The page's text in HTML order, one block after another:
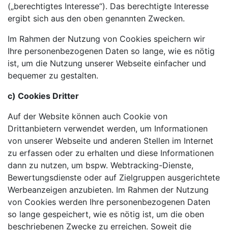
(„berechtigtes Interesse“). Das berechtigte Interesse
ergibt sich aus den oben genannten Zwecken.
Im Rahmen der Nutzung von Cookies speichern wir
Ihre personenbezogenen Daten so lange, wie es nötig
ist, um die Nutzung unserer Webseite einfacher und
bequemer zu gestalten.
c) Cookies Dritter
Auf der Website können auch Cookie von
Drittanbietern verwendet werden, um Informationen
von unserer Webseite und anderen Stellen im Internet
zu erfassen oder zu erhalten und diese Informationen
dann zu nutzen, um bspw. Webtracking-Dienste,
Bewertungsdienste oder auf Zielgruppen ausgerichtete
Werbeanzeigen anzubieten. Im Rahmen der Nutzung
von Cookies werden Ihre personenbezogenen Daten
so lange gespeichert, wie es nötig ist, um die oben
beschriebenen Zwecke zu erreichen. Soweit die